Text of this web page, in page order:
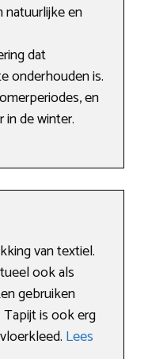
natuurlijke en
dat
onderhouden is.
en
de winter.
van textiel.
ook als
gebruiken
is ook erg
Lees